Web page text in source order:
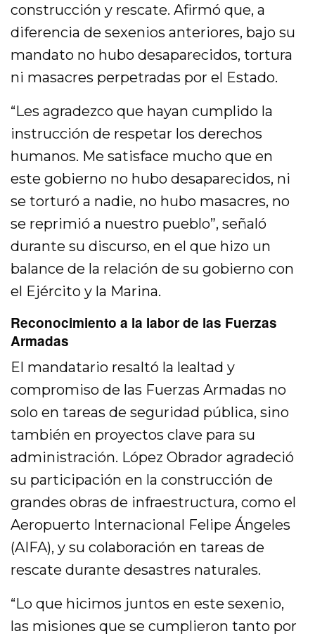
construcción y rescate. Afirmó que, a
diferencia de sexenios anteriores, bajo su
mandato no hubo desaparecidos, tortura
ni masacres perpetradas por el Estado.
“Les agradezco que hayan cumplido la
instrucción de respetar los derechos
humanos. Me satisface mucho que en
este gobierno no hubo desaparecidos, ni
se torturó a nadie, no hubo masacres, no
se reprimió a nuestro pueblo”, señaló
durante su discurso, en el que hizo un
balance de la relación de su gobierno con
el Ejército y la Marina.
Reconocimiento a la labor de las Fuerzas
Armadas
El mandatario resaltó la lealtad y
compromiso de las Fuerzas Armadas no
solo en tareas de seguridad pública, sino
también en proyectos clave para su
administración. López Obrador agradeció
su participación en la construcción de
grandes obras de infraestructura, como el
Aeropuerto Internacional Felipe Ángeles
(AIFA), y su colaboración en tareas de
rescate durante desastres naturales.
“Lo que hicimos juntos en este sexenio,
las misiones que se cumplieron tanto por